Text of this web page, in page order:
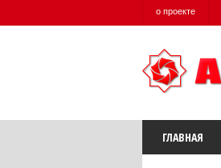
о проекте
ГЛАВНАЯ